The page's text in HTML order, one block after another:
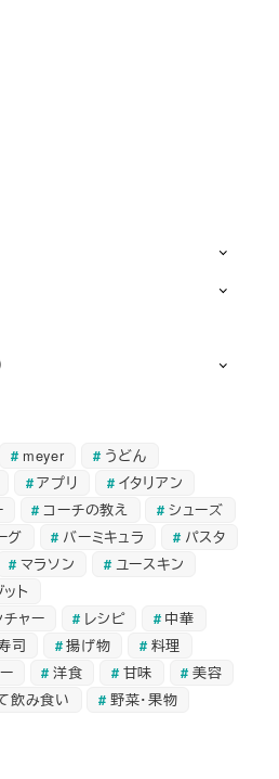
meyer
うどん
アプリ
イタリアン
コーチの教え
シューズ
グ バーミキュラ
パスタ
マラソン
ユースキン
ト
チャー
レシピ
中華
司 揚げ物
料理
洋食 甘味
美容
飲み食い
野菜・果物